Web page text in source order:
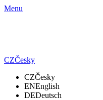
Menu
CZČesky
CZČesky
ENEnglish
DEDeutsch